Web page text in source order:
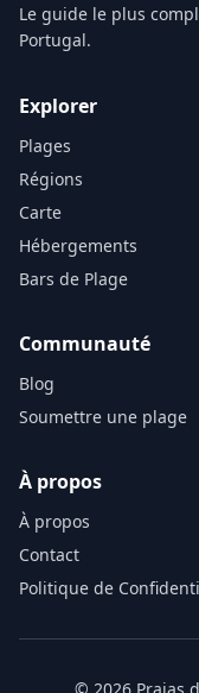
Le guide le plus
Portugal.
Explorer
Plages
Régions
Carte
Hébergements
Bars de Plage
Communauté
Blog
Soumettre une plage
À propos
À propos
Contact
Politique de
© 2026 Praias